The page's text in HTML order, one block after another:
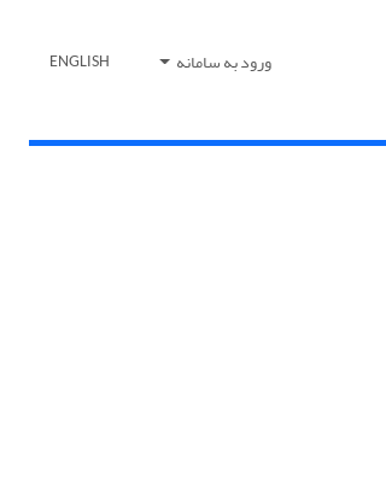
ورود به سامانه ENGLISH